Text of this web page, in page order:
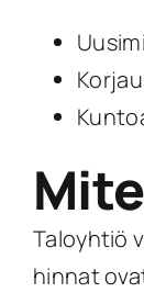
Taloyhtiö
hinnat